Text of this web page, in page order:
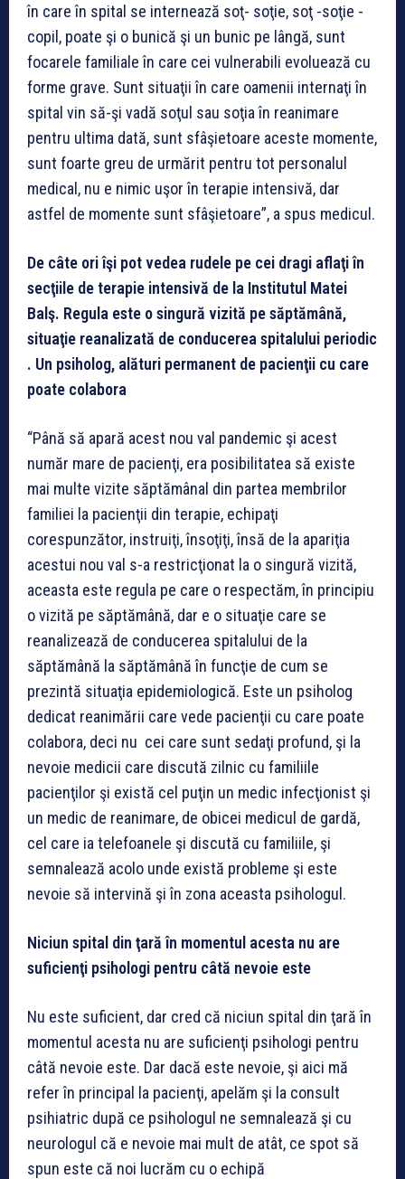
în care în spital se internează soţ- soţie, soţ -soţie -
copil, poate şi o bunică şi un bunic pe lângă, sunt
focarele familiale în care cei vulnerabili evoluează cu
forme grave. Sunt situaţii în care oamenii internaţi în
spital vin să-şi vadă soţul sau soţia în reanimare
pentru ultima dată, sunt sfâşietoare aceste momente,
sunt foarte greu de urmărit pentru tot personalul
medical, nu e nimic uşor în terapie intensivă, dar
astfel de momente sunt sfâşietoare”, a spus medicul.
De câte ori îşi pot vedea rudele pe cei dragi aflaţi în
secţiile de terapie intensivă de la Institutul Matei
Balş. Regula este o singură vizită pe săptămână,
situaţie reanalizată de conducerea spitalului periodic
. Un psiholog, alături permanent de pacienţii cu care
poate colabora
“Până să apară acest nou val pandemic şi acest
număr mare de pacienţi, era posibilitatea să existe
mai multe vizite săptămânal din partea membrilor
familiei la pacienţii din terapie, echipaţi
corespunzător, instruiţi, însoţiţi, însă de la apariţia
acestui nou val s-a restricţionat la o singură vizită,
aceasta este regula pe care o respectăm, în principiu
o vizită pe săptămână, dar e o situaţie care se
reanalizează de conducerea spitalului de la
săptămână la săptămână în funcţie de cum se
prezintă situaţia epidemiologică. Este un psiholog
dedicat reanimării care vede pacienţii cu care poate
colabora, deci nu cei care sunt sedaţi profund, şi la
nevoie medicii care discută zilnic cu familiile
pacienţilor şi există cel puţin un medic infecţionist şi
un medic de reanimare, de obicei medicul de gardă,
cel care ia telefoanele şi discută cu familiile, şi
semnalează acolo unde există probleme şi este
nevoie să intervină şi în zona aceasta psihologul.
Niciun spital din ţară în momentul acesta nu are
suficienţi psihologi pentru câtă nevoie este
Nu este suficient, dar cred că niciun spital din ţară în
momentul acesta nu are suficienţi psihologi pentru
câtă nevoie este. Dar dacă este nevoie, şi aici mă
refer în principal la pacienţi, apelăm şi la consult
psihiatric după ce psihologul ne semnalează şi cu
neurologul că e nevoie mai mult de atât, ce spot să
spun este că noi lucrăm cu o echipă